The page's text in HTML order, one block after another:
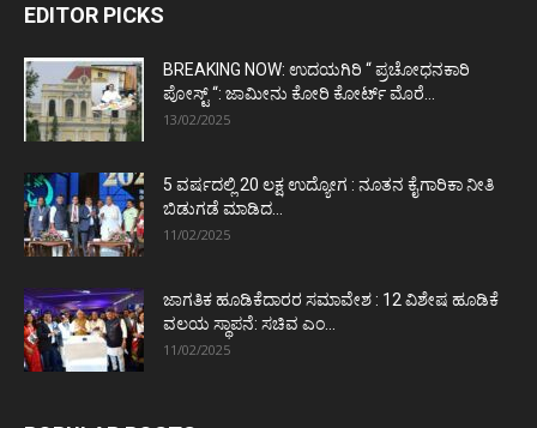
EDITOR PICKS
BREAKING NOW: ಉದಯಗಿರಿ “ ಪ್ರಚೋಧನಕಾರಿ
ಪೋಸ್ಟ್‌ “: ಜಾಮೀನು ಕೋರಿ ಕೋರ್ಟ್‌ ಮೊರೆ...
13/02/2025
5 ವರ್ಷದಲ್ಲಿ 20 ಲಕ್ಷ ಉದ್ಯೋಗ : ನೂತನ ಕೈಗಾರಿಕಾ ನೀತಿ
ಬಿಡುಗಡೆ ಮಾಡಿದ...
11/02/2025
ಜಾಗತಿಕ ಹೂಡಿಕೆದಾರರ ಸಮಾವೇಶ : 12 ವಿಶೇಷ ಹೂಡಿಕೆ
ವಲಯ ಸ್ಥಾಪನೆ: ಸಚಿವ ಎಂ...
11/02/2025